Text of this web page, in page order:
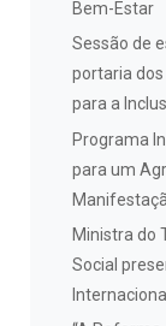
Bem-Estar
Sessão de
portaria
para a
Programa
para um
Ministra do
Social